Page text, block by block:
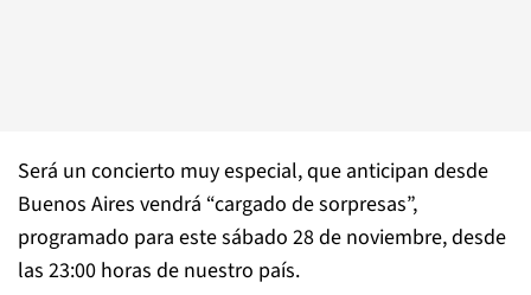
Será un concierto muy especial, que anticipan desde
Buenos Aires vendrá “cargado de sorpresas”,
programado para este sábado 28 de noviembre, desde
las 23:00 horas de nuestro país.